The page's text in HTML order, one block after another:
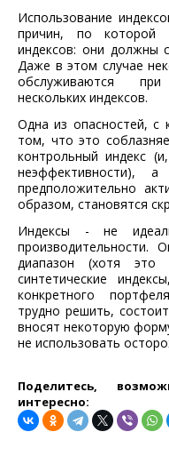
Использование
причин, по которой
индексов: они должны
Даже в этом случае
обслуживаются
нескольких индексов.
Одна из опасностей, с
том, что это
контрольный индекс
неэффективности),
предположительно
образом, становятся
Индексы - не
производительности.
диапазон (хотя это
синтетические
конкретного
трудно решить,
вносят некоторую
не использовать
Поделитесь,
интересно: